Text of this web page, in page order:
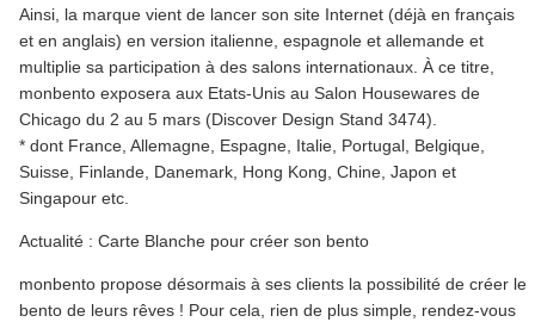
Ainsi, la marque vient de lancer son site Internet (déjà en français
et en anglais) en version italienne, espagnole et allemande et
multiplie sa participation à des salons internationaux. À ce titre,
monbento exposera aux Etats-Unis au Salon Housewares de
Chicago du 2 au 5 mars (Discover Design Stand 3474).
* dont France, Allemagne, Espagne, Italie, Portugal, Belgique,
Suisse, Finlande, Danemark, Hong Kong, Chine, Japon et
Singapour etc.
Actualité : Carte Blanche pour créer son bento
monbento propose désormais à ses clients la possibilité de créer le
bento de leurs rêves ! Pour cela, rien de plus simple, rendez-vous